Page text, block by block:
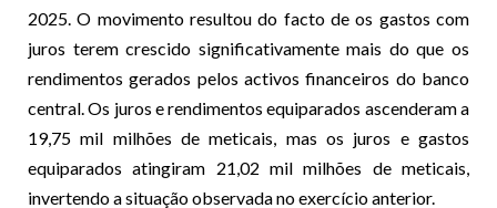
2025. O movimento resultou do facto de os gastos com
juros terem crescido significativamente mais do que os
rendimentos gerados pelos activos financeiros do banco
central. Os juros e rendimentos equiparados ascenderam a
19,75 mil milhões de meticais, mas os juros e gastos
equiparados atingiram 21,02 mil milhões de meticais,
invertendo a situação observada no exercício anterior.